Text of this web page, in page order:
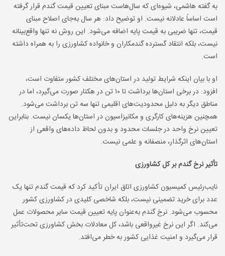
به گفته هاشمی، شیوه‌ای که سال‌هاست مبنای تعیین قیمت گندم قرار گرفته
است اساساً عادلانه نیست. او توضیح داد: هر سال به‌جای اصلاح مبنای
قیمت، تنها ضریبی به قیمت پایه اضافه می‌شود. این روش نه تنها واقع‌بینانه
نیست، بلکه انتقاد گسترده گندمکاران و خانواده کشاورزی را به همراه داشته
است.
او با بیان اینکه شرایط تولید در استان‌های مختلف کشور متفاوت است،
افزود: در برخی استان‌ها برداشت تا ۱۰ تن در هکتار صورت می‌گیرد، اما در
مناطق دیگر به دلیل محدودیت‌های اقلیمی تنها سه تن برداشت می‌شود.
همچنین هزینه‌های کارگری و مکانیزاسیون در استان‌ها یکسان نیست. بنابراین
تعیین نرخ واحد در جلسات محدود و بدون لحاظ داده‌های واقعی از
استان‌های اثرگذار، منصفانه و علمی نیست.
تأثیر نرخ گندم بر کل کشاورزی
نایب‌رئیس کمیسیون کشاورزی اتاق ایران تأکید کرد که قیمت گندم تنها یک
عدد برای خرید تضمینی نیست، بلکه شاخصی کلیدی در کشاورزی کشور
محسوب می‌شود. نرخ گندم به‌عنوان پایه تعیین قیمت سایر محصولات عمل
می‌کند. اگر این نرخ غیرواقعی باشد، کل معادلات بخش کشاورزی تحت‌تأثیر
قرار می‌گیرد و امنیت غذایی کشور به خطر می‌افتد.